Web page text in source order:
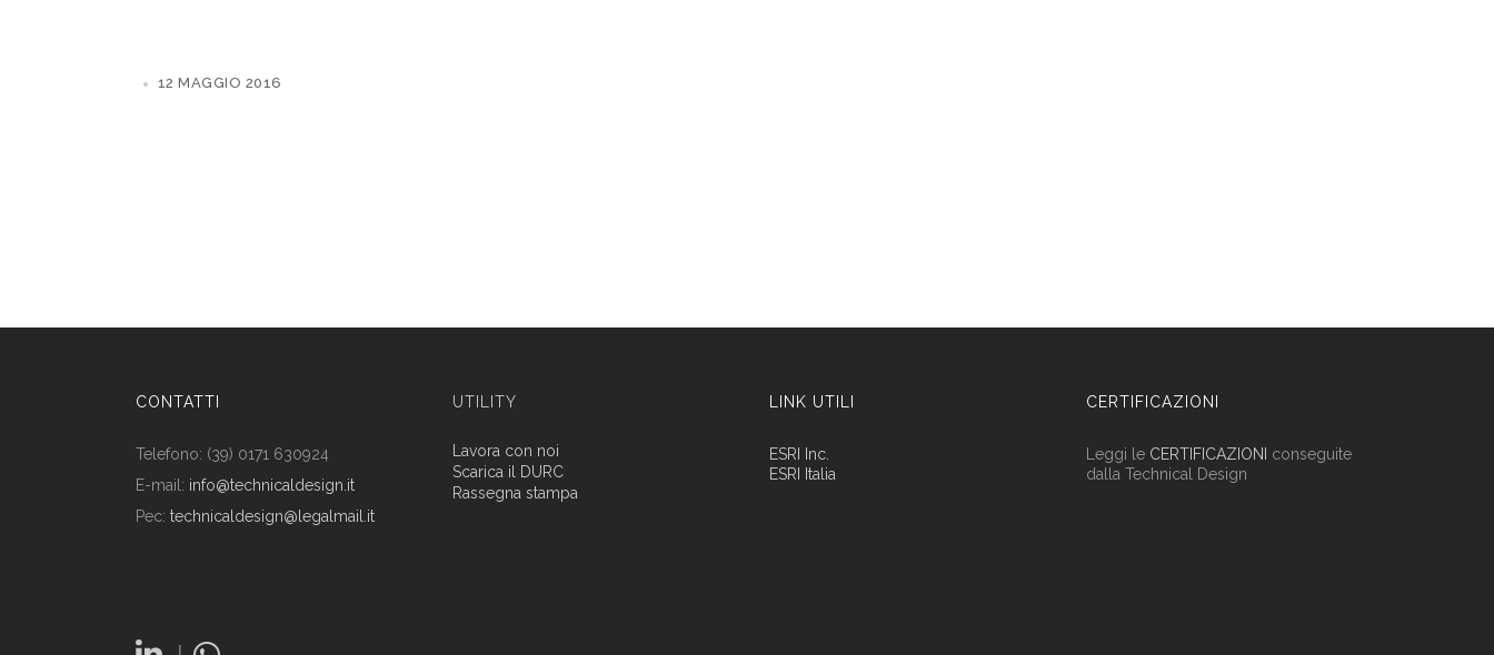
12 MAGGIO 2016
CONTATTI
Telefono: (39) 0171 630924
E-mail: info@technicaldesign.it
Pec: technicaldesign@legalmail.it
UTILITY
Lavora con noi
Scarica il DURC
Rassegna stampa
LINK UTILI
ESRI Inc.
ESRI Italia
CERTIFICAZIONI
Leggi le CERTIFICAZIONI
conseguite
dalla Technical Design